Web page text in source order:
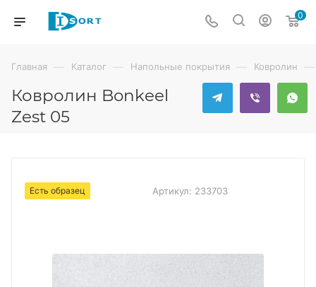
0
Главная — Каталог — Напольные покрытия — Ковролин —
Ковролин Bonkeel
Zest 05
Есть образец Артикул: 233703